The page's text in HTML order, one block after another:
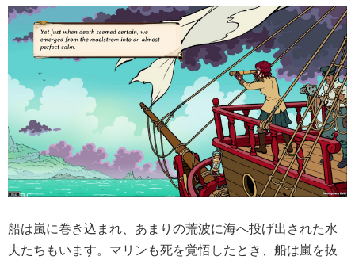
船は嵐に巻き込まれ、あまりの荒波に海へ投げ出された水
夫たちもいます。マリンも死を覚悟したとき、船は嵐を抜